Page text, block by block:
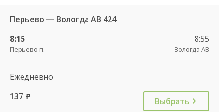
Перьево — Вологда АВ 424
8:15
Перьево п.
8:55
Вологда АВ
Ежедневно
137 руб. Выбрать